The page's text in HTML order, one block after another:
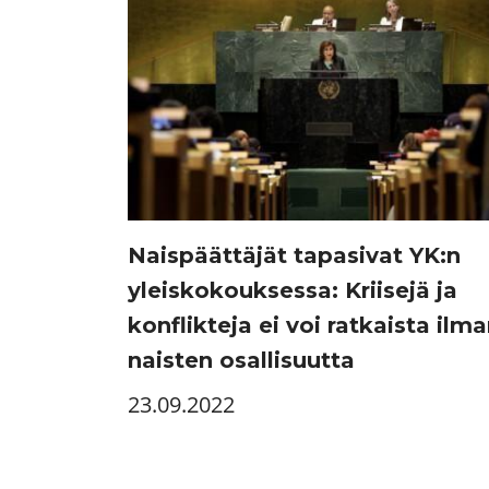
Naispäättäjät tapasivat YK:n
yleiskokouksessa: Kriisejä ja
konflikteja ei voi ratkaista
naisten osallisuutta
23.09.2022